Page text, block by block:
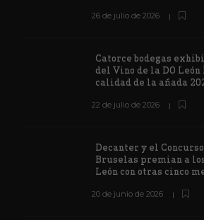
26 de julio de 2026
Catorce bodegas
del Vino de la DO
calidad de la añada
22 de julio de 2026
Decanter y el
Bruselas premian a
León con otras cinco
20 de junio de 2026